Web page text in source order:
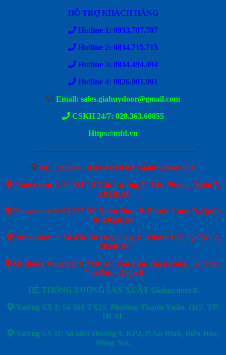
HỖ TRỢ KHÁCH HÀNG
Hotline 1: 0933.707.707
Hotline 2: 0834.715.715
Hotline 3: 0834.494.494
Hotline 4: 0826.901.901
Email: sales.giahuydoor@gmail.com
CSKH 24/7: 028.363.60855
Https://mfd.vn
————————————————————
HỆ THỐNG SHOWROOM Giahuydoor.vn®
Showroom 1: Số 511 Lê Văn Lương, P. Tân Phong, Quận 7,
TP.HCM
Showroom 2: Số 535 Đỗ Xuân Hợp, P. Phước Long B, Quận
9, TP.HCM
Showroom 3: Số 656 Hà Huy Giáp, P. Thạnh Lộc, Quận 12,
TP.HCM
Hệ thống Wincorp® ở HCM: Tân Phú, Bạch Đằng, Gò Vấp,
Thủ Đức, Quận 8
HỆ THỐNG XƯỞNG SẢN XUẤT Giahuydoor®
Xưởng SX I: Số 361 TX25, Phường Thạnh Xuân, Q12, TP.
HCM.
Xưởng SX II: Số 60/3 Đường 9, KP2, P.An Bình, Biên Hòa,
Đồng Nai.